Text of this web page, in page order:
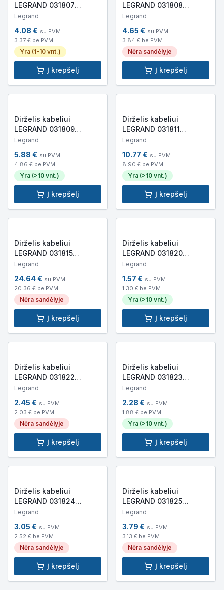
LEGRAND 031807
180x4.6mm (juodas)
Legrand
4.08 € su PVM
3.37 € be PVM
Yra (1-10 vnt.)
Į krepšelį
LEGRAND 031808
280x4.6mm (juodas)
Legrand
4.65 € su PVM
3.84 € be PVM
Nėra sandėlyje
Į krepšelį
Dirželis kabeliui
LEGRAND 031809
360x4.6mm (juodas)
Legrand
5.88 € su PVM
4.86 € be PVM
Yra (>10 vnt.)
Į krepšelį
Dirželis kabeliui
LEGRAND 031811
360x7.6mm (juodas)
Legrand
10.77 € su PVM
8.90 € be PVM
Yra (>10 vnt.)
Į krepšelį
Dirželis kabeliui
LEGRAND 031815
550x7.6mm (juodas)
Legrand
24.64€ su PVM
20.36 € be PVM
Nėra sandėlyje
Į krepšelį
Dirželis kabeliui
LEGRAND 031820
95x2.4mm (baltas)
Legrand
1.57 € su PVM
1.30 € be PVM
Yra (>10 vnt.)
Į krepšelį
Dirželis kabeliui
LEGRAND 031822
180x2.4mm (baltas)
Legrand
2.45 € su PVM
2.03 € be PVM
Nėra sandėlyje
Į krepšelį
Dirželis kabeliui
LEGRAND 031823
140x3.5mm (baltas)
Legrand
2.28 € su PVM
1.88 € be PVM
Yra (>10 vnt.)
Į krepšelį
Dirželis kabeliui
LEGRAND 031824
180x3.5mm (baltas)
Legrand
3.05 € su PVM
2.52 € be PVM
Nėra sandėlyje
Į krepšelį
Dirželis kabeliui
LEGRAND 031825
280x3.5mm (baltas)
Legrand
3.79 € su PVM
3.13 € be PVM
Nėra sandėlyje
Į krepšelį